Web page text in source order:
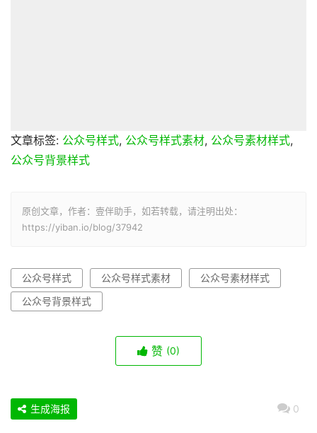
文章标签: 公众号样式, 公众号样式素材, 公众号素材样式,
公众号背景样式
原创文章，作者：壹伴助手，如若转载，请注明出处：
https://yiban.io/blog/37942
公众号样式 公众号样式素材
公众号素材样式
公众号背景样式
赞 (0)
0
生成海报